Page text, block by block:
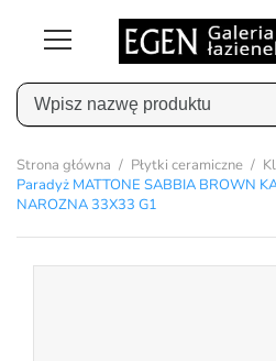
Strona główna Płytki ceramiczne
Paradyż MATTONE SABBIA BROWN
NAROZNA 33X33 G1